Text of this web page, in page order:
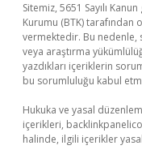
Sitemiz, 5651 Sayılı
Kurumu (BTK) tarafından
vermektedir. Bu
veya araştırma
yazdıkları içeriklerin
bu sorumluluğu kabul
Hukuka ve yasal
içerikleri,
halinde, ilgili içerikler